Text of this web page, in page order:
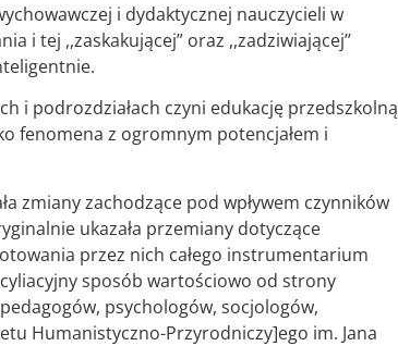
i dydaktycznej nauczycieli w
i tej ,,zaskakującej” oraz ,,zadziwiającej’’
i podrozdziałach czyni edukację przedszkolną
fenomena z ogromnym potencjałem i
zmiany zachodzące pod wpływem czynników
ukazała przemiany dotyczące
przez nich całego instrumentarium
sposób wartościowo od strony
psychologów, socjologów,
Humanistyczno-Przyrodniczy]ego im. Jana